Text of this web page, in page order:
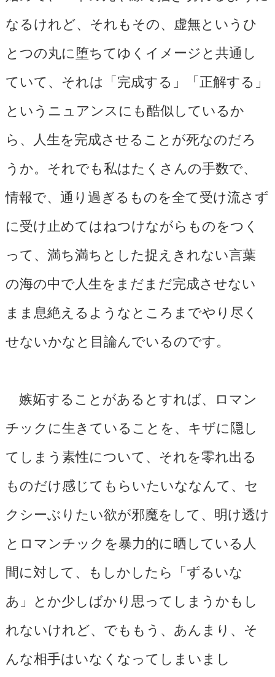
なるけれど、それもその、虚無というひ
とつの丸に堕ちてゆくイメージと共通し
ていて、それは「完成する」「正解する」
というニュアンスにも酷似しているか
ら、人生を完成させることが死なのだろ
うか。それでも私はたくさんの手数で、
情報で、通り過ぎるものを全て受け流さず
に受け止めてはねつけながらものをつく
って、満ち満ちとした捉えきれない言葉
の海の中で人生をまだまだ完成させない
まま息絶えるようなところまでやり尽く
せないかなと目論んでいるのです。
嫉妬することがあるとすれば、ロマン
チックに生きていることを、キザに隠し
てしまう素性について、それを零れ出る
ものだけ感じてもらいたいななんて、セ
クシーぶりたい欲が邪魔をして、明け透け
とロマンチックを暴力的に晒している人
間に対して、もしかしたら「ずるいな
あ」とか少しばかり思ってしまうかもし
れないけれど、でももう、あんまり、そ
んな相手はいなくなってしまいまし